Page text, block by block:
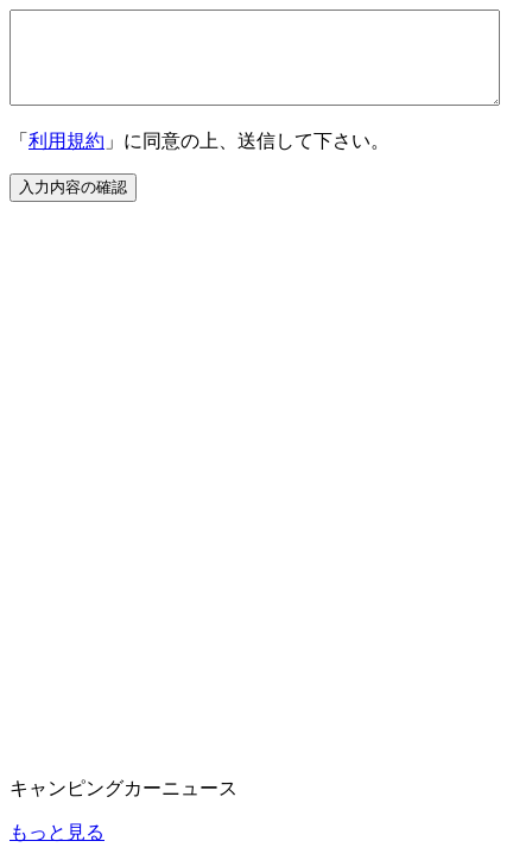
「 利用規約 」に同意の上、送信して下さい。
キャンピングカーニュース
もっと見る